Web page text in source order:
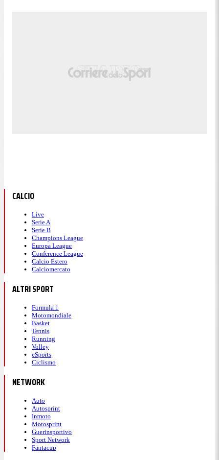
CALCIO
Live
Serie A
Serie B
Champions League
Europa League
Conference League
Calcio Estero
Calciomercato
ALTRI SPORT
Formula 1
Motomondiale
Basket
Tennis
Running
Volley
eSports
Ciclismo
NETWORK
Auto
Autosprint
Inmoto
Motosprint
Guerinsportivo
Sport Network
Fantacup